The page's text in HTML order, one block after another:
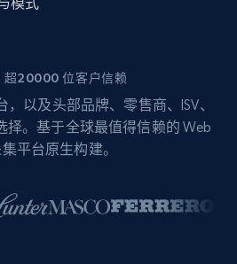
超20000 位客户信赖
，以及头部品牌、零售商、ISV、
择。基于全球最值得信赖的 Web
平台原生构建。